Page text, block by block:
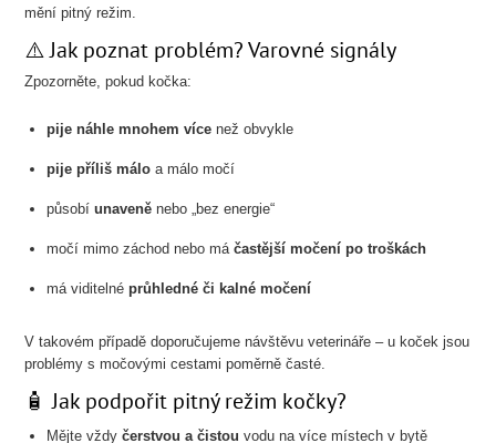
mění pitný režim.
⚠️ Jak poznat problém? Varovné signály
Zpozorněte, pokud kočka:
pije náhle mnohem více než obvykle
pije příliš málo a málo močí
působíunaveně nebo „bez energie“
močí mimo záchod nebo máčastější močení po troškách
má viditelnéprůhledné či kalné močení
V takovém případě doporučujeme návštěvu veterináře – u koček jsou
problémy s močovými cestami poměrně časté.
🧴 Jak podpořit pitný režim kočky?
Mějte vždyčerstvou a čistou vodu na více místech v bytě